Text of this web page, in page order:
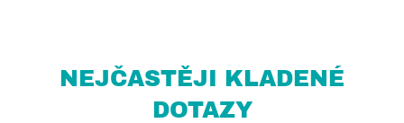
NEJČASTĚJI KLADENÉ
DOTAZY